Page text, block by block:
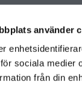
använder
sociala medier
från din